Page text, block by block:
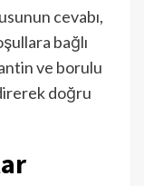
cevabı,
bağlı
ve borulu
doğru